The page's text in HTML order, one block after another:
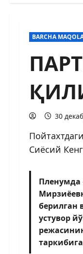
BARCHA
30
Сиёсий
Пленумда
берилган
устувор